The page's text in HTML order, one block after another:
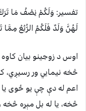
تفسیر: وَلَكُمْ نِصْفُ مَا
لَهُنَّ وَلَدٌ فَلَكُمُ الرُّبُعُ
اوس د زوجينو بيان
څخه نيمايي ور رسيږي،
اعم له دې چې يو ځوى يا
څخه، يا له بل مېړه